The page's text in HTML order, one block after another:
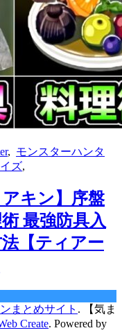
, モンスターハンタ
ズ
アキン】序盤
最強防具入
【ティアー
まとめサイト .
【気ま
Create. Powered by